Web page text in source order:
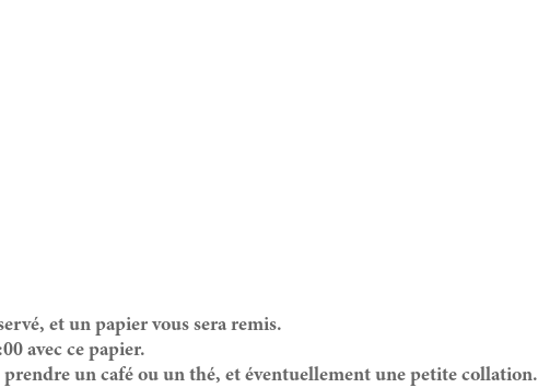
et un papier vous sera remis.
avec ce papier.
un café ou un thé, et éventuellement une petite collation.